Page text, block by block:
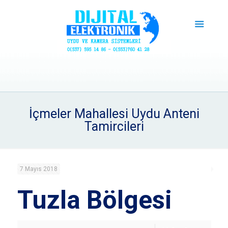
İçmeler Mahallesi Uydu Anteni
Tamircileri
7 Mayıs 2018
Tuzla Bölgesi